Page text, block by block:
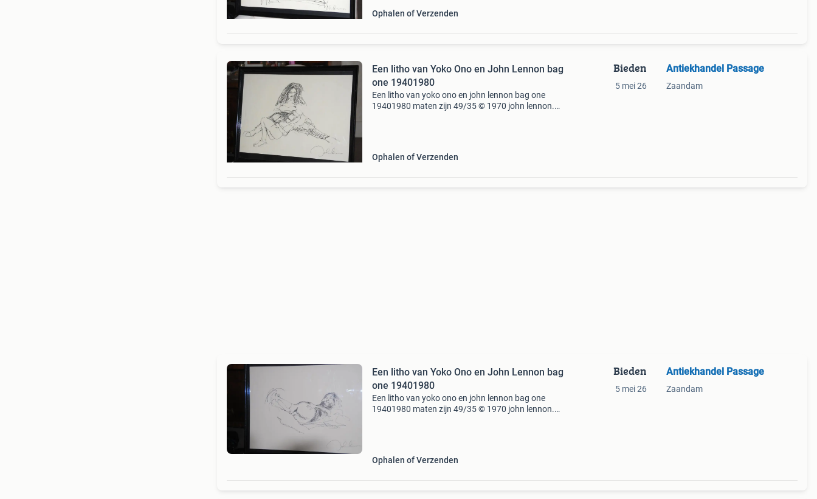
Ophalen of Verzenden
Een litho van Yoko Ono en John Lennon bag
one 19401980
Een litho van yoko ono en john lennon bag one
19401980 maten zijn 49/35 © 1970 john lennon.
Ophalen of Verzenden
Bieden
5 mei 26
Antiekhandel Passage
Zaandam
Een litho van Yoko Ono en John Lennon bag
one 19401980
Een litho van yoko ono en john lennon bag one
19401980 maten zijn 49/35 © 1970 john lennon.
Ophalen of Verzenden
Bieden
5 mei 26
Antiekhandel Passage
Zaandam